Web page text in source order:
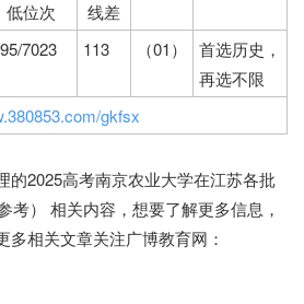
低位次
线差
7023 113 （01）
首选历史，
再选不限
gkfsx
的2025高考南京农业大学在江苏各批
考） 相关内容，想要了解更多信息，
相关文章关注广博教育网：